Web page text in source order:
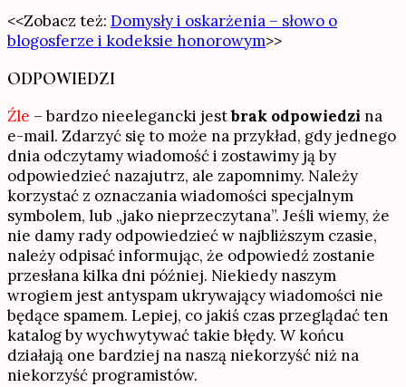
<<Zobacz też: Domysły i oskarżenia – słowo o
blogosferze i kodeksie honorowym>>
ODPOWIEDZI
Źle – bardzo nieelegancki jestbrak odpowiedzi na
e-mail. Zdarzyć się to może na przykład, gdy jednego
dnia odczytamy wiadomość i zostawimy ją by
odpowiedzieć nazajutrz, ale zapomnimy. Należy
korzystać z oznaczania wiadomości specjalnym
symbolem, lub „jako nieprzeczytana”. Jeśli wiemy, że
nie damy rady odpowiedzieć w najbliższym czasie,
należy odpisać informując, że odpowiedź zostanie
przesłana kilka dni później. Niekiedy naszym
wrogiem jest antyspam ukrywający wiadomości nie
będące spamem. Lepiej, co jakiś czas przeglądać ten
katalog by wychwytywać takie błędy. W końcu
działają one bardziej na naszą niekorzyść niż na
niekorzyść programistów.